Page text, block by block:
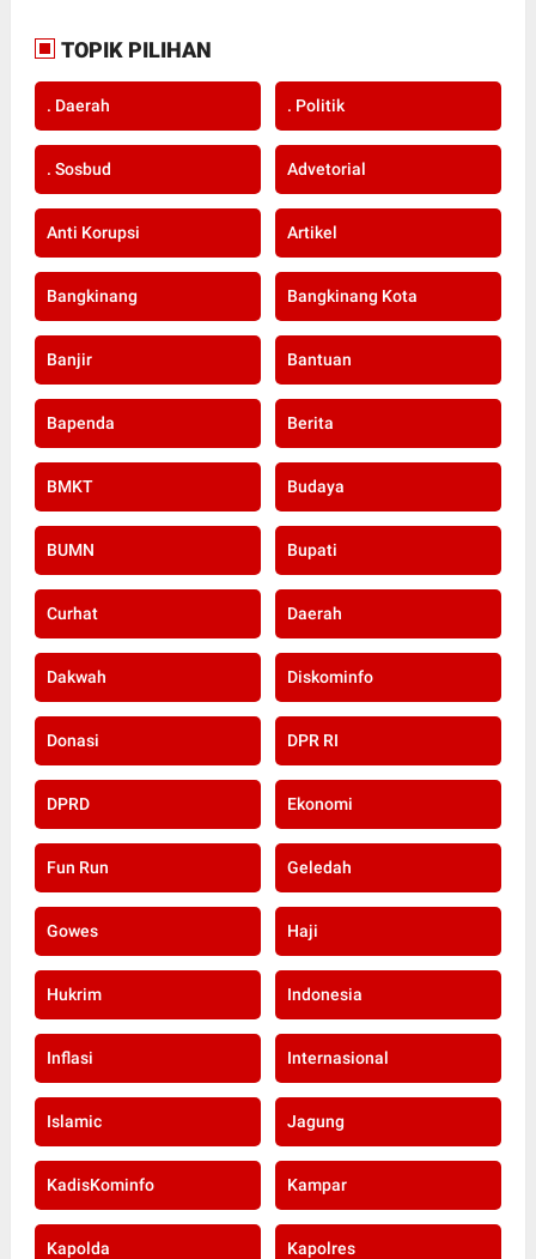
TOPIK PILIHAN
. Daerah . Politik
. Sosbud Advetorial
Anti Korupsi Artikel
Bangkinang Bangkinang Kota
Banjir Bantuan
Bapenda Berita
BMKT Budaya
BUMN Bupati
Curhat Daerah
Dakwah Diskominfo
Donasi DPR RI
DPRD Ekonomi
Fun Run Geledah
Gowes Haji
Hukrim Indonesia
Inflasi Internasional
Islamic Jagung
KadisKominfo Kampar
Kapolda Kapolres